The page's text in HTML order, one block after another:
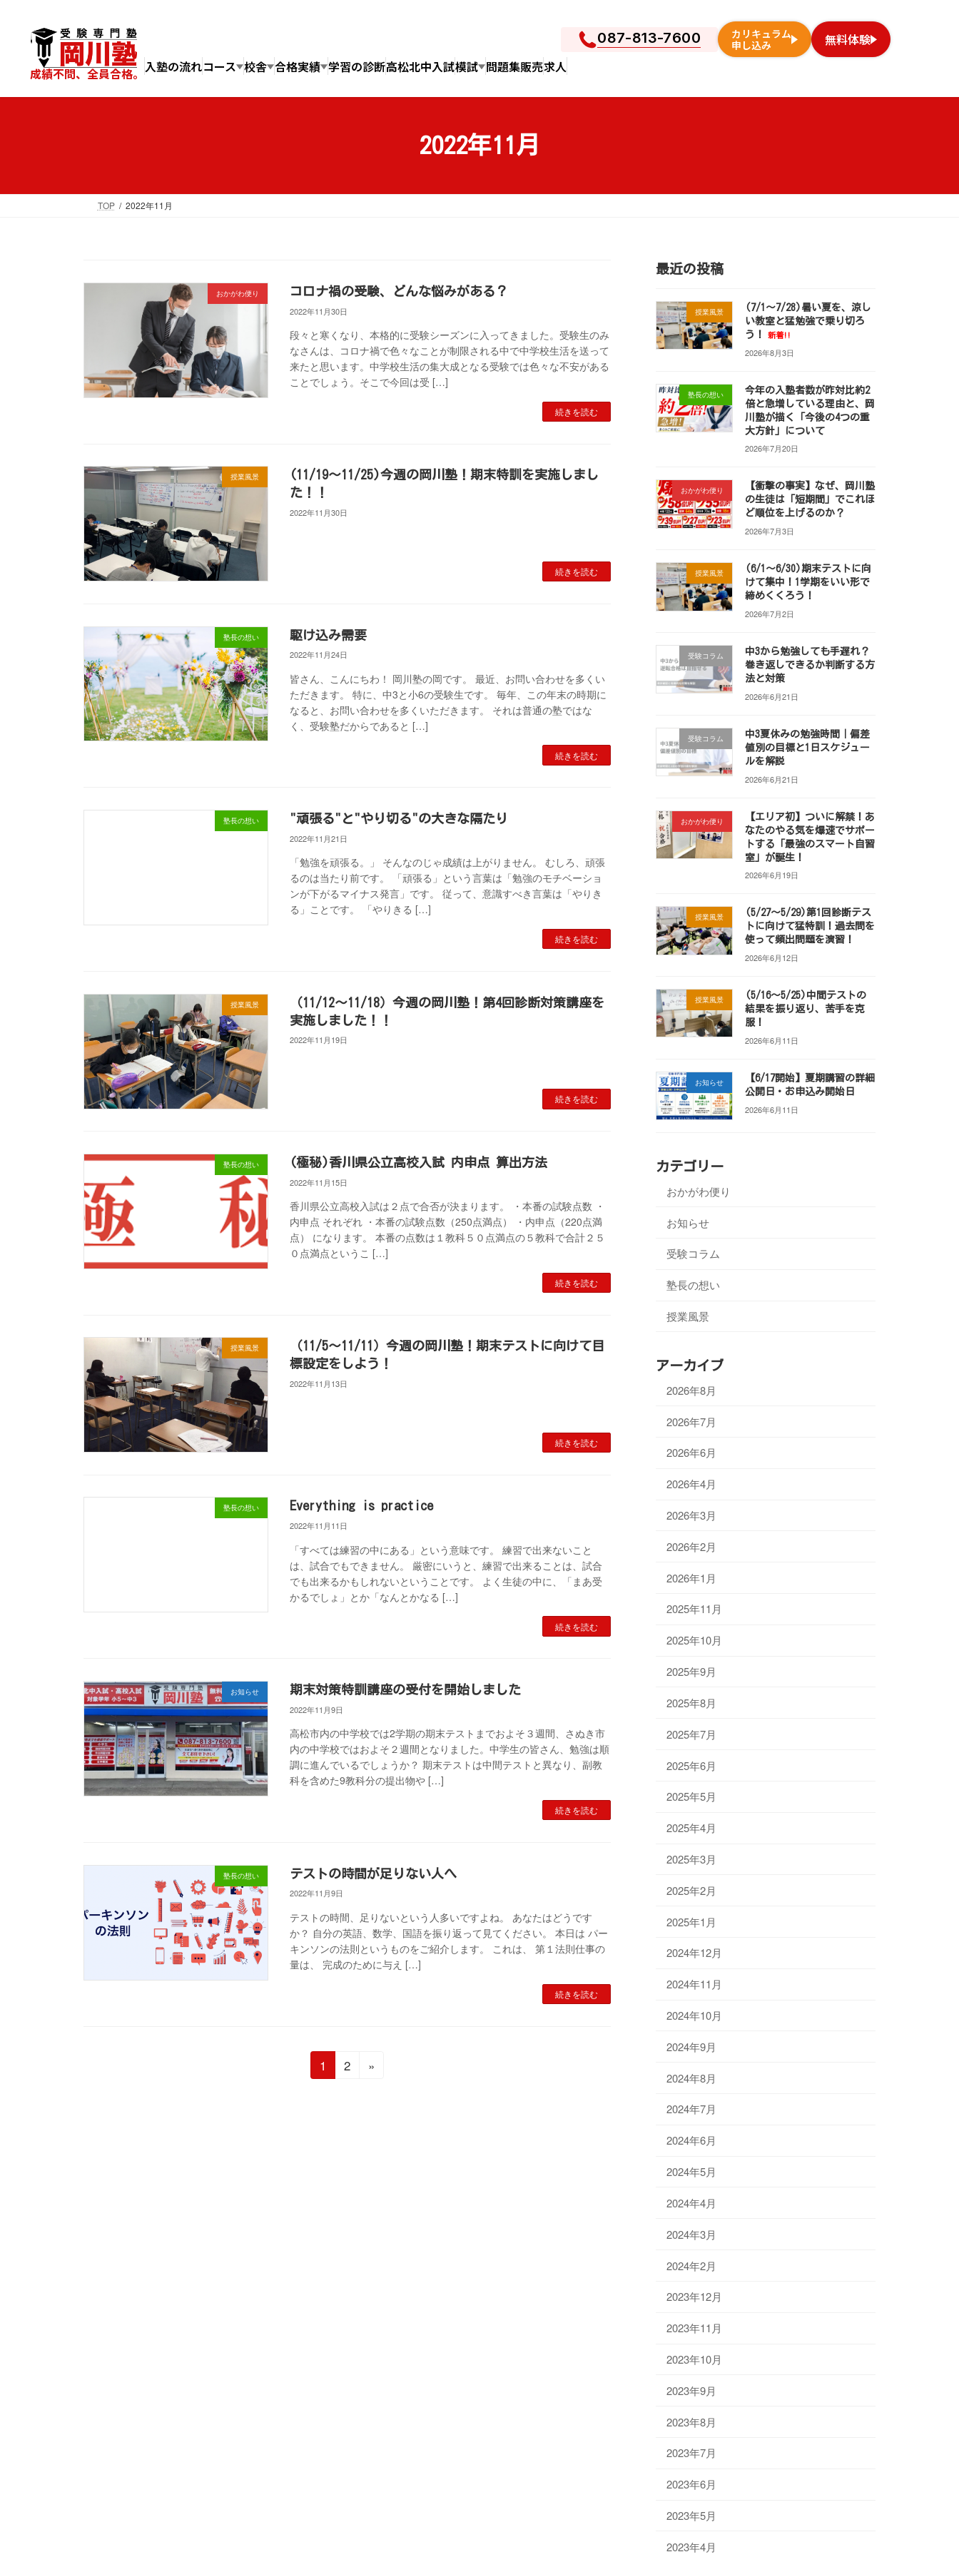
へ
ョ
成績不問、全員合格。
087-813-7600
カリキュラム
申し込み
無料体験
入塾の流れコース 校舎 合格実績 学習の診断高松北中入試模試 問題集販売求人
2022年11月
TOP 2022年11月
おかがわ便り コロナ禍の受験、どんな悩みがある？
2022年11月30日
段々と寒くなり、本格的に受験シーズンに入ってきました。受験生のみ
なさんは、コロナ禍で色々なことが制限される中で中学校生活を送って
来たと思います。中学校生活の集大成となる受験では色々な不安がある
ことでしょう。そこで今回は受 […]
続きを読む
授業風景
(11/19～11/25)今週の岡川塾！期末特訓を実施しまし
た！！
2022年11月30日
続きを読む
塾長の想い 駆け込み需要
2022年11月24日
皆さん、こんにちわ！ 岡川塾の岡です。 最近、お問い合わせを多くい
ただきます。 特に、中3と小6の受験生です。 毎年、この年末の時期に
なると、お問い合わせを多くいただきます。 それは普通の塾ではな
く、受験塾だからであると […]
続きを読む
塾長の想い "頑張る"と"やり切る"の大きな隔たり
2022年11月21日
「勉強を頑張る。」 そんなのじゃ成績は上がりません。 むしろ、頑張
るのは当たり前です。 「頑張る」という言葉は「勉強のモチベーショ
ンが下がるマイナス発言」です。 従って、意識すべき言葉は「やりき
る」ことです。 「やりきる […]
続きを読む
授業風景
（11/12～11/18）今週の岡川塾！第4回診断対策講座を
実施しました！！
2022年11月19日
続きを読む
塾長の想い (極秘)香川県公立高校入試 内申点 算出方法
2022年11月15日
香川県公立高校入試は２点で合否が決まります。 ・本番の試験点数 ・
内申点 それぞれ ・本番の試験点数（250点満点） ・内申点（220点満
点） になります。 本番の点数は１教科５０点満点の５教科で合計２５
０点満点というこ […]
続きを読む
授業風景
（11/5～11/11）今週の岡川塾！期末テストに向けて目
標設定をしよう！
2022年11月13日
続きを読む
塾長の想い Everything is practice
2022年11月11日
「すべては練習の中にある」という意味です。 練習で出来ないこと
は、試合でもできません。 厳密にいうと、練習で出来ることは、試合
でも出来るかもしれないということです。 よく生徒の中に、「まあ受
かるでしょ」とか「なんとかなる […]
続きを読む
お知らせ 期末対策特訓講座の受付を開始しました
2022年11月9日
高松市内の中学校では2学期の期末テストまでおよそ３週間、さぬき市
内の中学校ではおよそ２週間となりました。中学生の皆さん、勉強は順
調に進んでいるでしょうか？ 期末テストは中間テストと異なり、副教
科を含めた9教科分の提出物や […]
続きを読む
塾長の想い テストの時間が足りない人へ
2022年11月9日
テストの時間、足りないという人多いですよね。 あなたはどうです
か？ 自分の英語、数学、国語を振り返って見てください。 本日は パー
キンソンの法則というものをご紹介します。 これは、 第１法則仕事の
量は、 完成のために与え […]
続きを読む
固
定
1
固
2 »
最近の投稿
授業風景
(7/1～7/28)暑い夏を、涼し
い教室と猛勉強で乗り切ろ
う！
新着!!
2026年8月3日
塾長の想い
今年の入塾者数が昨対比約2
倍と急増している理由と、岡
川塾が描く「今後の4つの重
大方針」について
2026年7月20日
おかがわ便り
【衝撃の事実】なぜ、岡川塾
の生徒は「短期間」でこれほ
ど順位を上げるのか？
2026年7月3日
授業風景
(6/1～6/30)期末テストに向
けて集中！1学期をいい形で
締めくくろう！
2026年7月2日
受験コラム
中3から勉強しても手遅れ？
巻き返しできるか判断する方
法と対策
2026年6月21日
受験コラム
中3夏休みの勉強時間｜偏差
値別の目標と1日スケジュー
ルを解説
2026年6月21日
おかがわ便り
【エリア初】ついに解禁！あ
なたのやる気を爆速でサポー
トする「最強のスマート自習
室」が誕生！
2026年6月19日
授業風景
(5/27～5/29)第1回診断テス
トに向けて猛特訓！過去問を
使って頻出問題を演習！
2026年6月12日
授業風景
(5/16～5/25)中間テストの
結果を振り返り、苦手を克
服！
2026年6月11日
お知らせ
【6/17開始】夏期講習の詳細
公開日・お申込み開始日
2026年6月11日
カテゴリー
おかがわ便り
お知らせ
受験コラム
塾長の想い
授業風景
アーカイブ
2026年8月
2026年7月
2026年6月
2026年4月
2026年3月
2026年2月
2026年1月
2025年11月
2025年10月
2025年9月
2025年8月
2025年7月
2025年6月
2025年5月
2025年4月
2025年3月
2025年2月
2025年1月
2024年12月
2024年11月
2024年10月
2024年9月
2024年8月
2024年7月
2024年6月
2024年5月
2024年4月
2024年3月
2024年2月
2023年12月
2023年11月
2023年10月
2023年9月
2023年8月
2023年7月
2023年6月
2023年5月
2023年4月